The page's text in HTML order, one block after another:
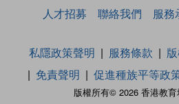
人才招募
聯絡我們 服務
版權所有© 2026 香港教育
私隱政策聲明 服務條款
免責聲明
促進種族平等政